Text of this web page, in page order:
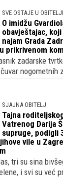
SVE OSTAJE U OBITELJI
O imidžu
obavještajac,
najam Grada
prikrivenom
zadarske
nogometnih
SJAJNA OBITELJ
Tajna
Vatrenog Darija
supruge, podigli
vile u
tri su sina
i svi su već